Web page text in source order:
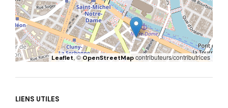
Leaflet, ©OpenStreetMapcontributeurs/contributrices
LIENS UTILES